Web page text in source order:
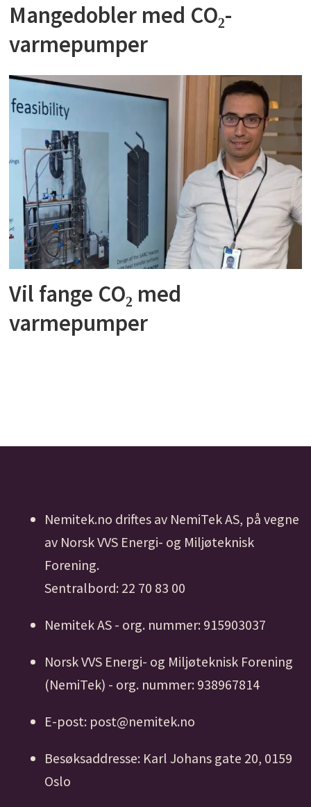
Mangedobler med CO₂-
varmepumper
Vil fange CO₂ med
varmepumper
Nemitek.no driftes av NemiTek AS, på vegne
av Norsk VVS Energi- og Miljøteknisk
Forening.
Sentralbord: 22 70 83 00
Nemitek AS - org. nummer: 915903037
Norsk VVS Energi- og Miljøteknisk Forening
(NemiTek) - org. nummer: 938967814
E-post: post@nemitek.no
Besøksaddresse: Karl Johans gate 20, 0159
Oslo